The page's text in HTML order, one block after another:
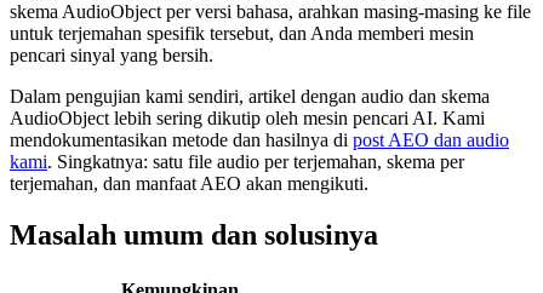
skema AudioObject per versi bahasa, arahkan masing-masing ke file
untuk terjemahan spesifik tersebut, dan Anda memberi mesin
pencari sinyal yang bersih.
Dalam pengujian kami sendiri, artikel dengan audio dan skema
AudioObject lebih sering dikutip oleh mesin pencari AI. Kami
mendokumentasikan metode dan hasilnya di post AEO dan audio
kami. Singkatnya: satu file audio per terjemahan, skema per
terjemahan, dan manfaat AEO akan mengikuti.
Masalah umum dan solusinya